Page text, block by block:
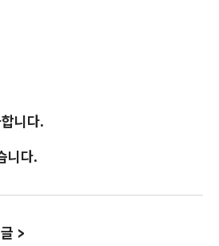
니다.
니다.
>